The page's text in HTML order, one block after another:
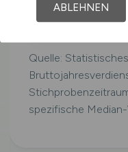
Ostdeutschland
Quelle:
spezifische
ABLEHNEN